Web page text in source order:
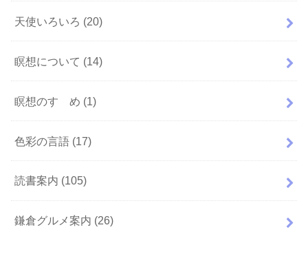
天使いろいろ (20)
瞑想について (14)
瞑想のすゝめ (1)
色彩の言語 (17)
読書案内 (105)
鎌倉グルメ案内 (26)